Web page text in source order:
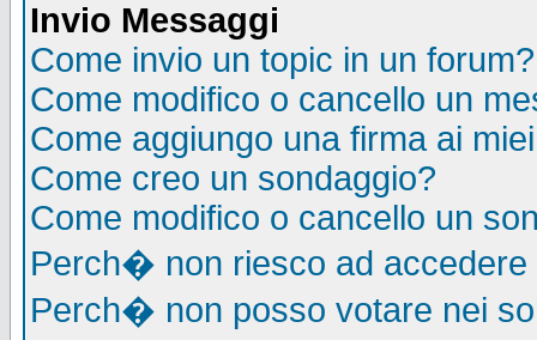
Invio Messaggi
Come invio un topic in un forum?
Come modifico o cancello un
Come aggiungo una firma ai
Come creo un sondaggio?
Come modifico o cancello un
Perch� non riesco ad accedere
Perch� non posso votare nei